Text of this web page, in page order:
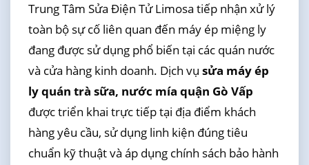
Trung Tâm Sửa Điện Tử Limosa tiếp nhận xử lý
toàn bộ sự cố liên quan đến máy ép miệng ly
đang được sử dụng phổ biến tại các quán nước
và cửa hàng kinh doanh. Dịch vụ sửa máy ép
ly quán trà sữa, nước mía quận Gò Vấp
được triển khai trực tiếp tại địa điểm khách
hàng yêu cầu, sử dụng linh kiện đúng tiêu
chuẩn kỹ thuật và áp dụng chính sách bảo hành